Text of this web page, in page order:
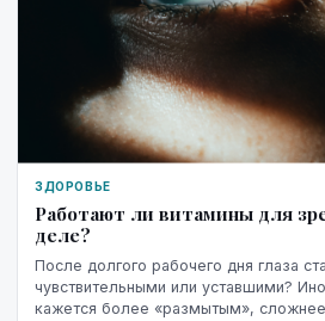
ЗДОРОВЬЕ
Работают ли витамины для
деле?
После долгого рабочего дня глаза
чувствительными или уставшими?
кажется более «размытым», сложнее